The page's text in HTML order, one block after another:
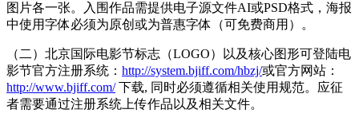
图片各一张。入围作品需提供电子源文件AI或PSD格式，海报
中使用字体必须为原创或为普惠字体（可免费商用）。
（二）北京国际电影节标志（LOGO）以及核心图形可登陆电
影节官方注册系统： http://system.bjiff.com/hbzj/或官方网站：
http://www.bjiff.com/下载, 同时必须遵循相关使用规范。应征
者需要通过注册系统上传作品以及相关文件。